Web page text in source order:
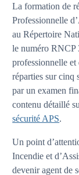
La formation de
Professionnelle
au Répertoire
le numéro RNCP
professionnelle et
réparties sur cinq
par un examen
contenu détaillé
sécurité APS.
Un point
Incendie et
devenir agent de